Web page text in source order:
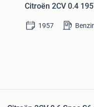
Citroën 2CV 0.4
1957